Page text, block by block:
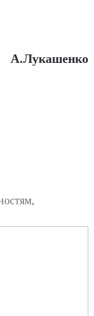
А.Лукашенко